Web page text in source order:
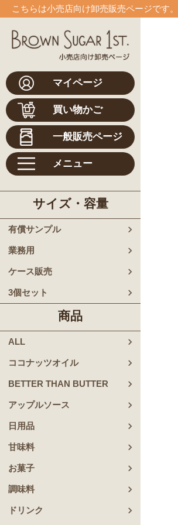
こちらは小売店向け卸売販売ページです。
マイページ
買い物かご
一般販売ページ
メニュー
サイズ・容量
有償サンプル
業務用
ケース販売
3個セット
商品
ALL
ココナッツオイル
BETTER THAN BUTTER
アップルソース
日用品
甘味料
お菓子
調味料
ドリンク